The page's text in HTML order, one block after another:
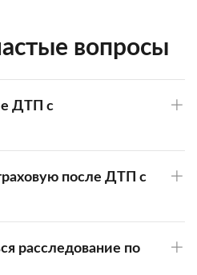
вопросы
ДТП с
после ДТП с
расследование по